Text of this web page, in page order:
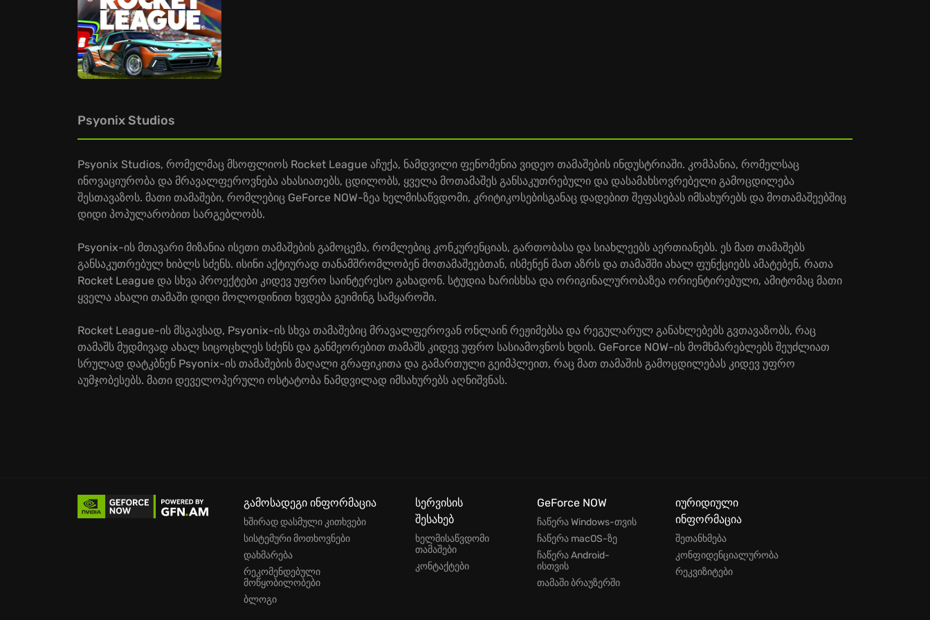
Psyonix Studios
Psyonix Studios, რომელმაც მსოფლიოს Rocket League აჩუქა, ნამდვილი ფენომენია ვიდეო თამაშების ინდუსტრიაში. კომპანია, რომელსაც
ინოვაციურობა და მრავალფეროვნება ახასიათებს, ცდილობს, ყველა მოთამაშეს განსაკუთრებული და დასამახსოვრებელი გამოცდილება
შესთავაზოს. მათი თამაშები, რომლებიც GeForce NOW-ზეა ხელმისაწვდომი, კრიტიკოსებისგანაც დადებით შეფასებას იმსახურებს და მოთამაშეებშიც
დიდი პოპულარობით სარგებლობს.
Psyonix-ის მთავარი მიზანია ისეთი თამაშების გამოცემა, რომლებიც კონკურენციას, გართობასა და სიახლეებს აერთიანებს. ეს მათ თამაშებს
განსაკუთრებულ ხიბლს სძენს. ისინი აქტიურად თანამშრომლობენ მოთამაშეებთან, ისმენენ მათ აზრს და თამაშში ახალ ფუნქციებს ამატებენ, რათა
Rocket League და სხვა პროექტები კიდევ უფრო საინტერესო გახადონ. სტუდია ხარისხსა და ორიგინალურობაზეა ორიენტირებული, ამიტომაც მათი
ყველა ახალი თამაში დიდი მოლოდინით ხვდება გეიმინგ სამყაროში.
Rocket League-ის მსგავსად, Psyonix-ის სხვა თამაშებიც მრავალფეროვან ონლაინ რეჟიმებსა და რეგულარულ განახლებებს გვთავაზობს, რაც
თამაშს მუდმივად ახალ სიცოცხლეს სძენს და განმეორებით თამაშს კიდევ უფრო სასიამოვნოს ხდის. GeForce NOW-ის მომხმარებლებს შეუძლიათ
სრულად დატკბნენ Psyonix-ის თამაშების მაღალი გრაფიკითა და გამართული გეიმპლეით, რაც მათ თამაშის გამოცდილებას კიდევ უფრო
აუმჯობესებს. მათი დეველოპერული ოსტატობა ნამდვილად იმსახურებს აღნიშვნას.
გამოსადეგი ინფორმაცია
ხშირად დასმული კითხვები
სისტემური მოთხოვნები
დახმარება
რეკომენდებული
მოწყობილობები
ბლოგი
სერვისის
შესახებ
ხელმისაწვდომი
თამაშები
კონტაქტები
GeForce NOW
ჩაწერა Windows-თვის
ჩაწერა macOS-ზე
ჩაწერა Android-
ისთვის
თამაში ბრაუზერში
იურიდიული
ინფორმაცია
შეთანხმება
კონფიდენციალურობა
რეკვიზიტები